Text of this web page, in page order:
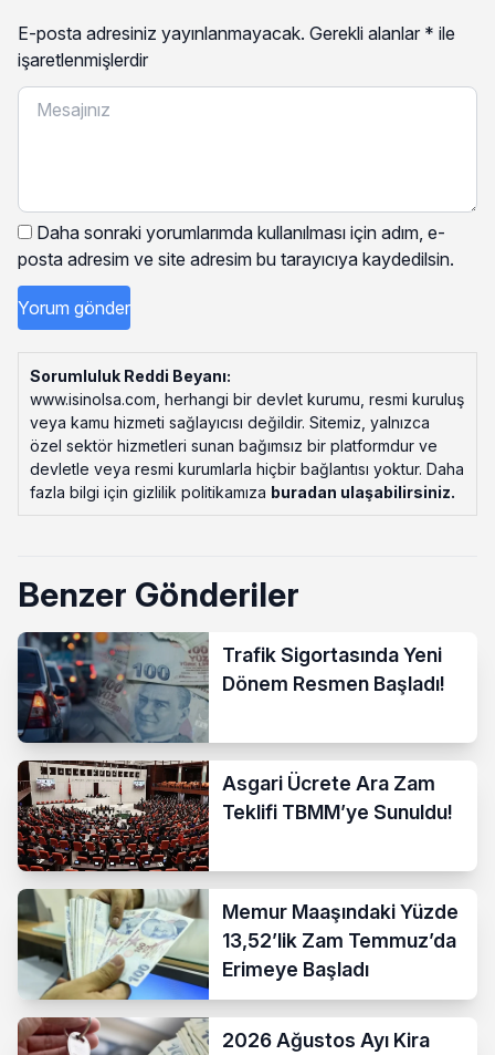
E-posta adresiniz yayınlanmayacak. Gerekli alanlar * ile
işaretlenmişlerdir
Daha sonraki yorumlarımda kullanılması için adım, e-
posta adresim ve site adresim bu tarayıcıya kaydedilsin.
Sorumluluk Reddi Beyanı:
www.isinolsa.com, herhangi bir devlet kurumu, resmi kuruluş
veya kamu hizmeti sağlayıcısı değildir. Sitemiz, yalnızca
özel sektör hizmetleri sunan bağımsız bir platformdur ve
devletle veya resmi kurumlarla hiçbir bağlantısı yoktur. Daha
fazla bilgi için gizlilik politikamıza buradan ulaşabilirsiniz.
Benzer Gönderiler
Trafik Sigortasında Yeni
Dönem Resmen Başladı!
Asgari Ücrete Ara Zam
Teklifi TBMM’ye Sunuldu!
Memur Maaşındaki Yüzde
13,52’lik Zam Temmuz’da
Erimeye Başladı
2026 Ağustos Ayı Kira